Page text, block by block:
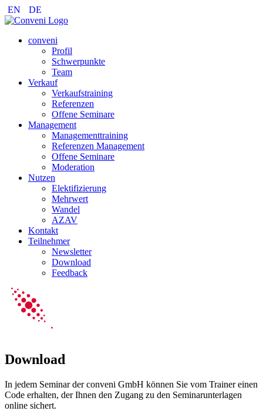
EN DE
conveni
Profil
Schwerpunkte
Team
Verkauf
Verkaufstraining
Referenzen
Offene Seminare
Management
Managementtraining
Referenzen Management
Offene Seminare
Moderation
Nutzen
Elektifizierung
Mehrwert
Wandel
AZAV
Kontakt
Teilnehmer
Newsletter
Download
Feedback
Download
In jedem Seminar der conveni GmbH können Sie vom Trainer einen
Code erhalten, der Ihnen den Zugang zu den Seminarunterlagen
online sichert.